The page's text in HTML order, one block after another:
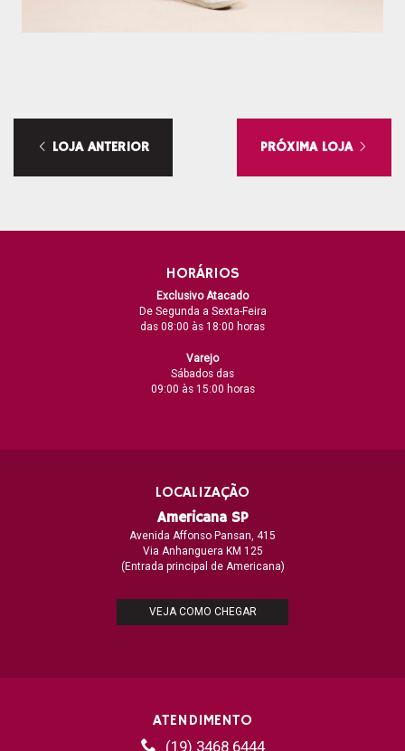
PRÓXIMA LOJA
LOJA ANTERIOR
HORÁRIOS
Exclusivo Atacado
De Segunda a Sexta-Feira
das 08:00 às 18:00 horas
Varejo
Sábados das
09:00 às 15:00 horas
LOCALIZAÇÃO
Americana SP
Avenida Affonso Pansan, 415
Via Anhanguera KM 125
(Entrada principal de Americana)
VEJA COMO CHEGAR
ATENDIMENTO
(19) 3468.6444